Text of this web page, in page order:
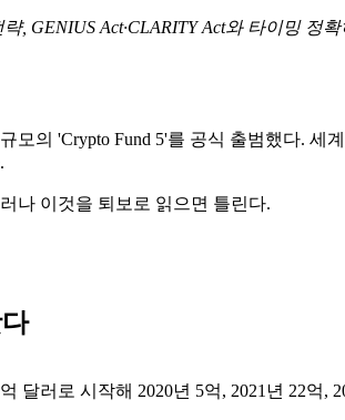
GENIUS Act·CLARITY Act와 타이밍 정
모의 'Crypto Fund 5'를 공식 출범했다.
나 이것을 퇴보로 읽으면 틀린다.
달러로 시작해 2020년 5억, 2021년 22